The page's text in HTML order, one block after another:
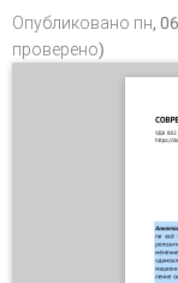
Опубликовано пн,
проверено)